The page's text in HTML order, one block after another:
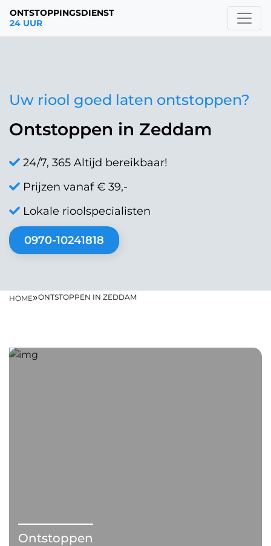
ONTSTOPPINGSDIENST
24 UUR
Uw riool goed laten ontstoppen?
Ontstoppen in Zeddam
24/7, 365 Altijd bereikbaar!
Prijzen vanaf € 39,-
Lokale rioolspecialisten
0970-10241818
HOME»ONTSTOPPEN IN ZEDDAM
Ontstoppen